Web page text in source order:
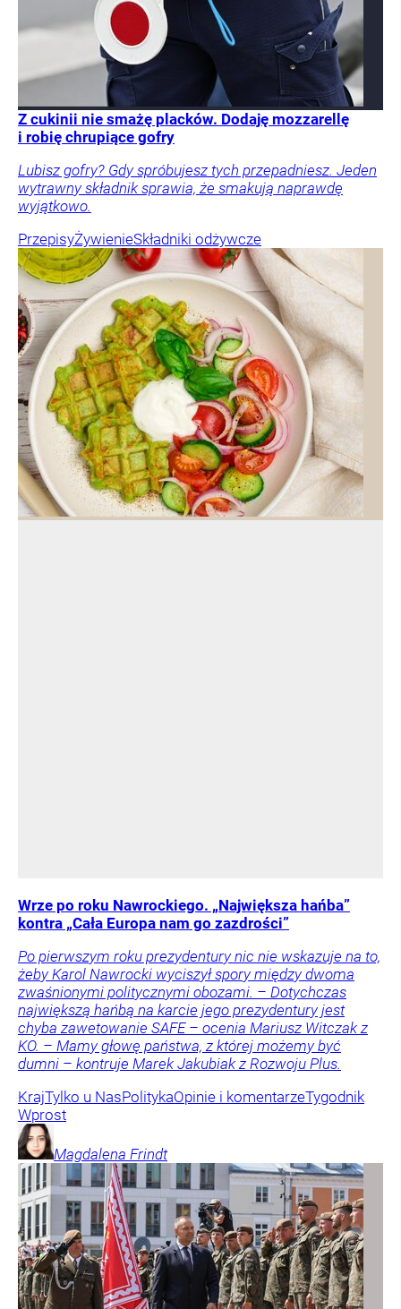
Z cukinii nie smażę placków. Dodaję mozzarellę
i robię chrupiące gofry
Lubisz gofry? Gdy spróbujesz tych przepadniesz. Jeden
wytrawny składnik sprawia, że smakują naprawdę
wyjątkowo.
PrzepisyŻywienieSkładniki odżywcze
Wrze po roku Nawrockiego. „Największa hańba”
kontra „Cała Europa nam go zazdrości”
Po pierwszym roku prezydentury nic nie wskazuje na to,
żeby Karol Nawrocki wyciszył spory między dwoma
zwaśnionymi politycznymi obozami. – Dotychczas
największą hańbą na karcie jego prezydentury jest
chyba zawetowanie SAFE – ocenia Mariusz Witczak z
KO. – Mamy głowę państwa, z której możemy być
dumni – kontruje Marek Jakubiak z Rozwoju Plus.
KrajTylko u NasPolitykaOpinie i komentarzeTygodnik
Wprost
Magdalena Frindt